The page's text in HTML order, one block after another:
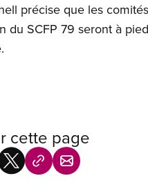
précise que les
du SCFP 79 seront à
cette page